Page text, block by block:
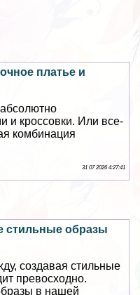
платье и
и кроссовки. Или все-
комбинация
31 07 2026 4:27:41
стильные образы
создавая стильные
превосходно.
в нашей